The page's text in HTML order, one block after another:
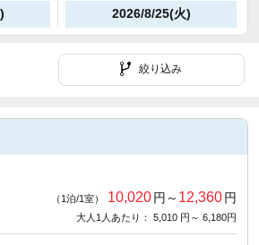
2026/8/25(火)
絞り込み
（1泊/1室） 10,020円～ 12,360円
大人1人あたり： 5,010 円～ 6,180円